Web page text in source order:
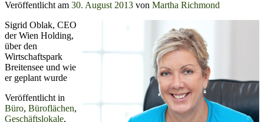
Veröffentlicht am 30. August 2013 von Martha Richmond
Sigrid Oblak, CEO
der Wien Holding,
über den
Wirtschaftspark
Breitensee und wie
er geplant wurde
Veröffentlicht in
Büro, Büroflächen,
Geschäftslokale,